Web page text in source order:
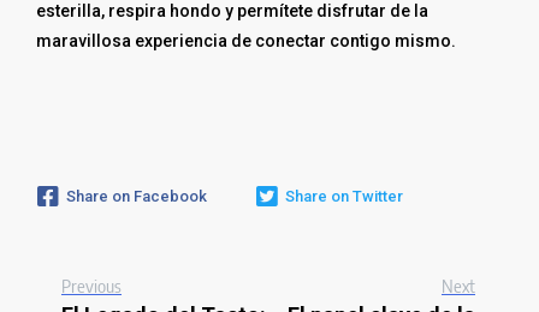
esterilla, respira hondo y permítete disfrutar de la
maravillosa experiencia de conectar contigo mismo.
Share on Facebook Share on Twitter
Previous Next